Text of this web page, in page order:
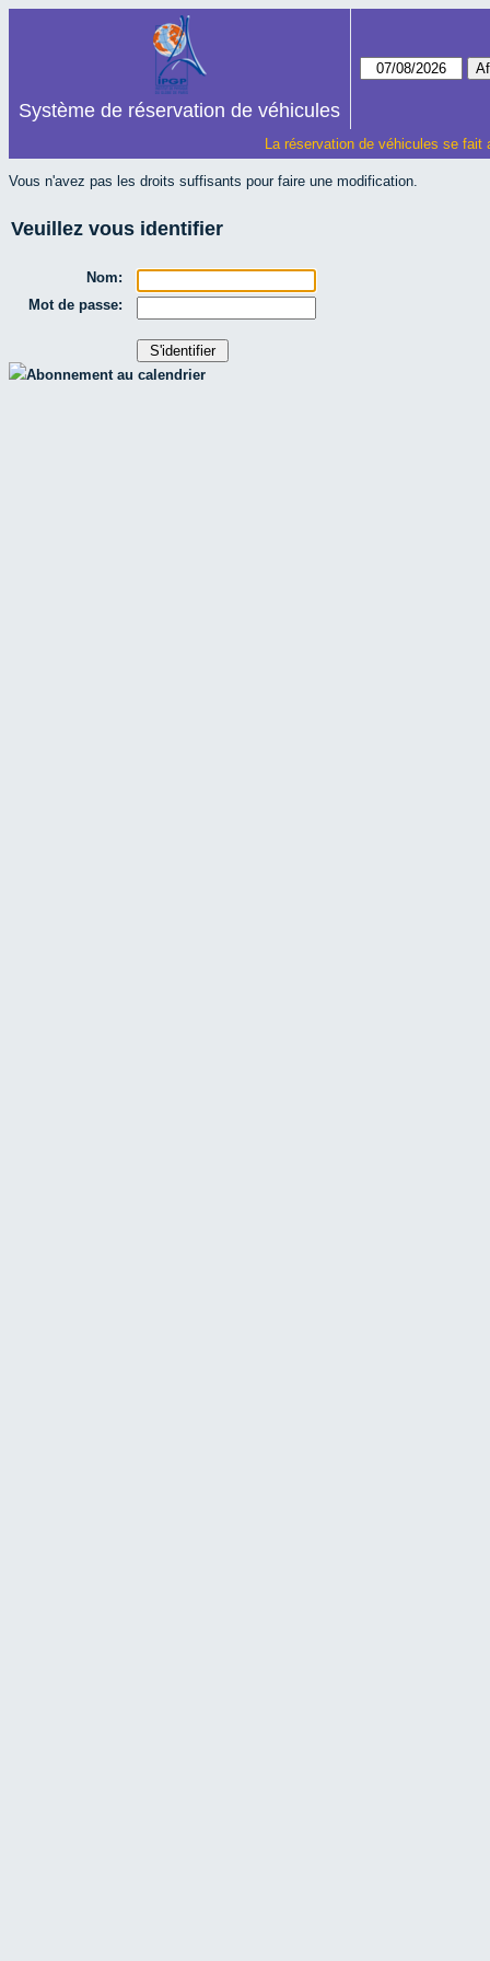
Système de réservation de véhicules
La réservation de véhicules se
Vous n'avez pas les droits suffisants pour faire une modification.
Veuillez vous identifier
Nom:
Mot de passe:
Abonnement au calendrier